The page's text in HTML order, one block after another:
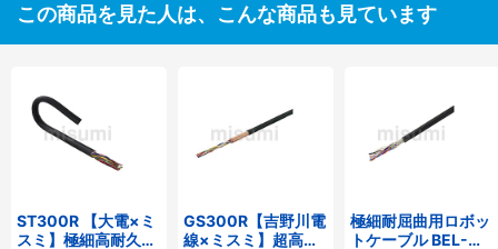
この商品を見た人は、こんな商品も見ています
ST300R 【大電×ミ
スミ】極細高耐久ロ
GS300R【吉野川電
線×ミスミ】超高屈
極細耐屈曲用ロボッ
トケーブル BEL-